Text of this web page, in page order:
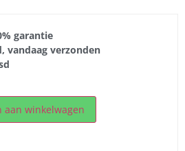
garantie
vandaag verzonden
aan winkelwagen